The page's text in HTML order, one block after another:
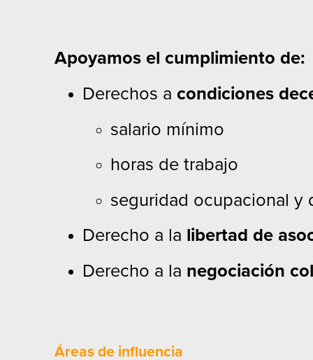
Apoyamos el cumplimiento de:
Derechos a condiciones
salario mínimo
horas de trabajo
seguridad ocupacional y
Derecho a la libertad de
Derecho a la negociación
Áreas de influencia